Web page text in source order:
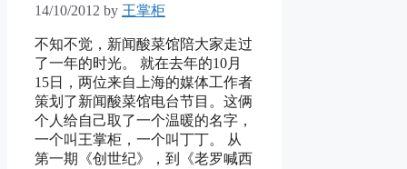
14/10/2012 by 王掌柜
不知不觉，新闻酸菜馆陪大家走过
了一年的时光。 就在去年的10月
15日，两位来自上海的媒体工作者
策划了新闻酸菜馆电台节目。这俩
个人给自己取了一个温暖的名字，
一个叫王掌柜，一个叫丁丁。 从
第一期《创世纪》，到《老罗喊西